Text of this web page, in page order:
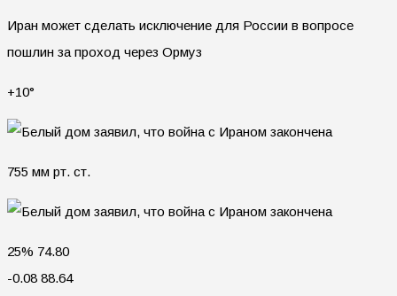
Иран может сделать исключение для России в вопросе
пошлин за проход через Ормуз
+10°
755 мм рт. ст.
25% 74.80
-0.08 88.64